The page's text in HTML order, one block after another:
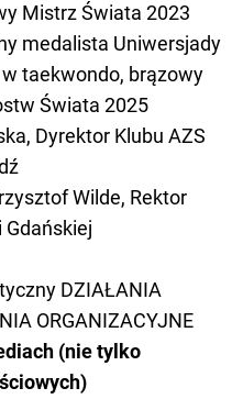
Mistrz Świata 2023
medalista Uniwersjady
taekwondo, brązowy
Świata 2025
Dyrektor Klubu AZS
Wilde, Rektor
Gdańskiej
DZIAŁANIA
ORGANIZACYJNE
(nie tylko